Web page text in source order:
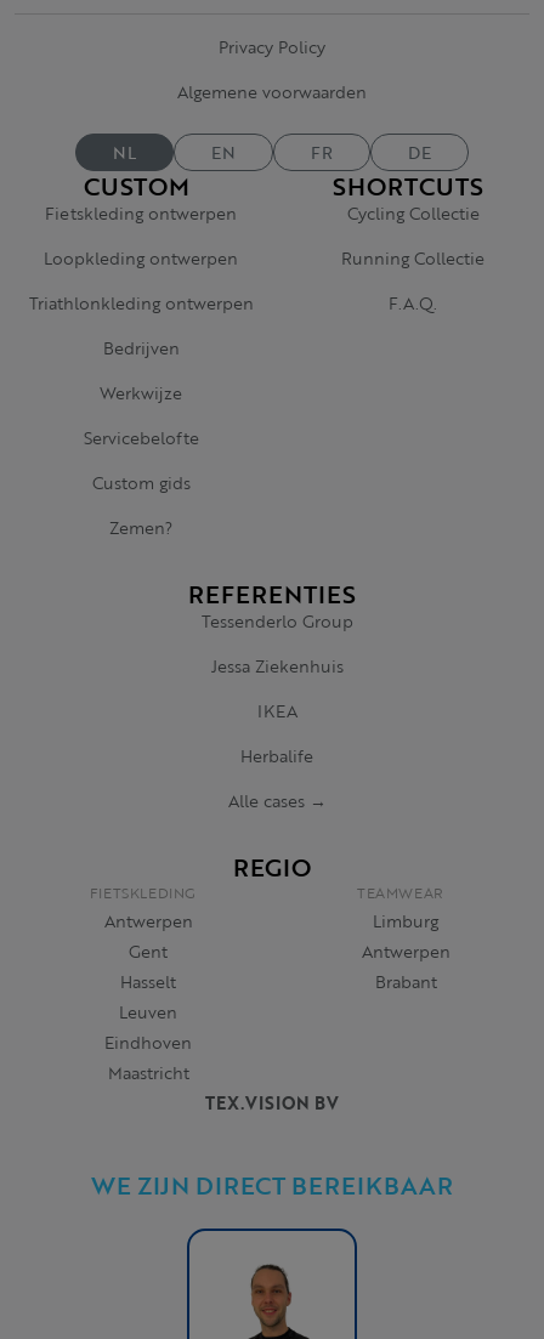
TEX.VISION BV
WE ZIJN DIRECT BEREIKBAAR
CUSTOM
Fietskleding ontwerpen
Loopkleding ontwerpen
Triathlonkleding ontwerpen
Bedrijven
Werkwijze
Servicebelofte
Custom gids
Zemen?
SHORTCUTS
Cycling Collectie
Running Collectie
F.A.Q.
REFERENTIES
Tessenderlo Group
Jessa Ziekenhuis
IKEA
Herbalife
Alle cases →
REGIO
FIETSKLEDING
Antwerpen
Gent
Hasselt
Leuven
Eindhoven
Maastricht
TEAMWEAR
Limburg
Antwerpen
Brabant
Privacy Policy
Algemene voorwaarden
NL EN FR DE